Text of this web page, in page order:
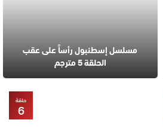
مسلسل إسطنبول رأساً على عقب
الحلقة 5 مترجم
حلقة
6